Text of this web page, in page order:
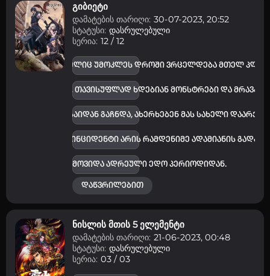
გიბიეტი
დამატების თარიღი: 30-07-2023, 20:52
სტატუსი: დასრულებული
სერია: 12 / 12
ვირუსი, რომელიც უმოკლეს დროში ვრცელდება მთელ
ვირუსით, თავისუფლად ხდებიან მონსტრები და
მიზეზს, საიდან გაჩნდა, ახერხებენ მას სახელი
ხდება და ეს ინციდენტი არის რამდენიმე ადამიანის
რომ, ორი კაცი ჩამოვიდა ადრეული ედო პერიოდიდან.
დაწვრილებით
ნისლის მთის 5 ელემენტი
დამატების თარიღი: 21-06-2023, 00:48
სტატუსი: დასრულებული
სერია: 03 / 03